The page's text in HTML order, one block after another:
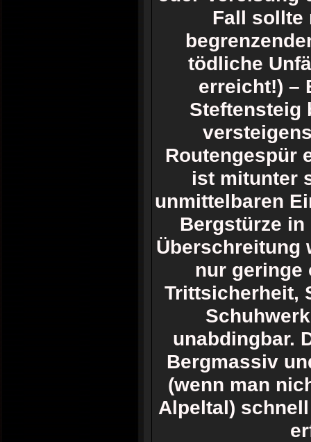
Fall sollte
tödliche
erreicht!) –
Steftensteig
Routengespür
ist mitunter
unmittelbaren
Bergstürze in
Überschreitung
nur geringe
Trittsicherheit,
unabdingbar.
Bergmassiv
(wenn man
Alpeltal)